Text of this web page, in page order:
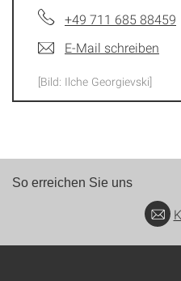
+49 711 685 88459
E-Mail schreiben
[Bild: Ilche Georgievski]
So erreichen Sie uns